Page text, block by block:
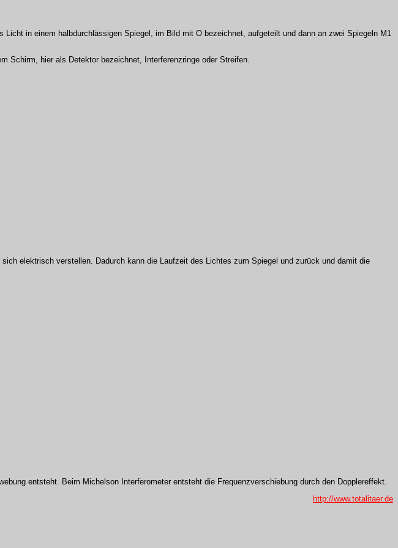
in einem halbdurchlässigen Spiegel, im Bild mit O bezeichnet, aufgeteilt und dann an zwei Spiegeln M1
Schirm, hier als Detektor bezeichnet, Interferenzringe oder Streifen.
elektrisch verstellen. Dadurch kann die Laufzeit des Lichtes zum Spiegel und zurück und damit die
entsteht. Beim Michelson Interferometer entsteht die Frequenzverschiebung durch den Dopplereffekt.
http://www.totalitaer.de